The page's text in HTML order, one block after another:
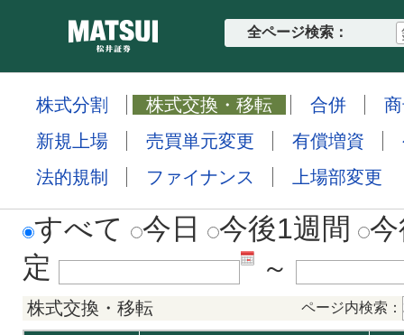
全ページ検索：
株式分割 株式交換・移転 合併
新規上場
売買単元変更 有償増資
法的規制
ファイナンス 上場部変更
すべて 今日 今後1週間
定
～
株式交換・移転 ページ内検索：